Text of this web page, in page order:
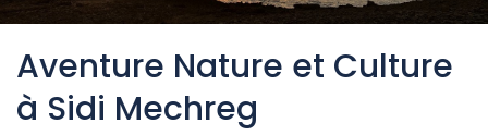
Aventure Nature et Culture
à Sidi Mechreg